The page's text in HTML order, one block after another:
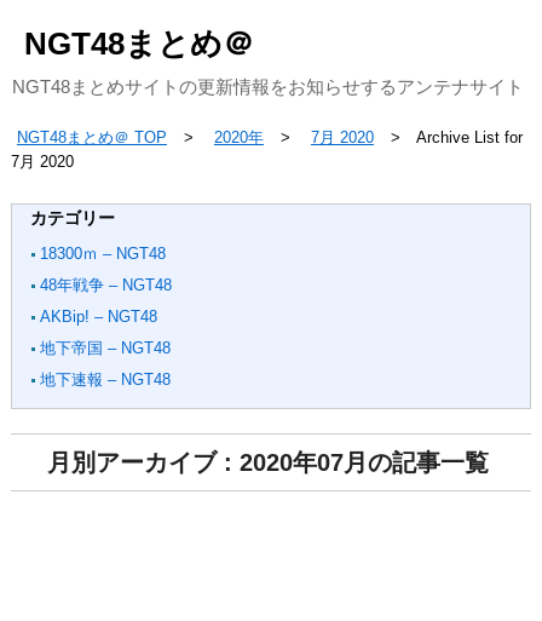
NGT48まとめ＠
NGT48まとめサイトの更新情報をお知らせするアンテナサイト
NGT48まとめ＠ TOP 2020年 7月 2020
Archive List for
7月 2020
カテゴリー
18300ｍ – NGT48
48年戦争 – NGT48
AKBip! – NGT48
地下帝国 – NGT48
地下速報 – NGT48
月別アーカイブ : 2020年07月の記事一覧